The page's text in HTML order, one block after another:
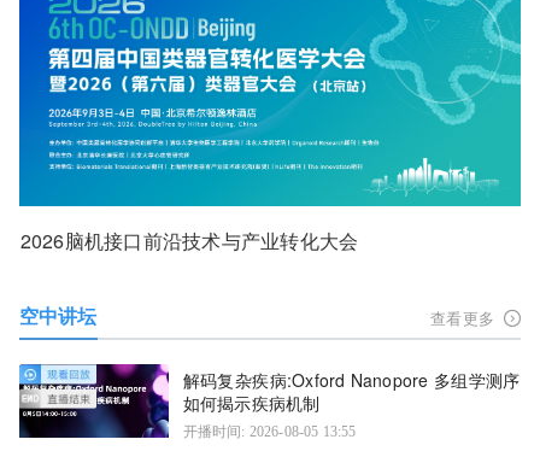
2026脑机接口前沿技术与产业转化大会
空中讲坛 查看更多
解码复杂疾病:Oxford Nanopore 多组学测序
如何揭示疾病机制
开播时间: 2026-08-05 13:55